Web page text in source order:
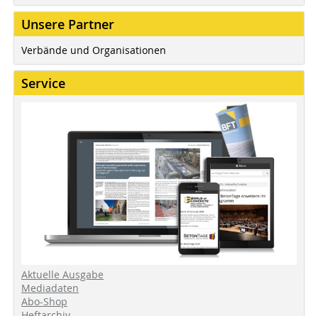
Unsere Partner
Verbände und Organisationen
Service
Aktuelle Ausgabe
Mediadaten
Abo-Shop